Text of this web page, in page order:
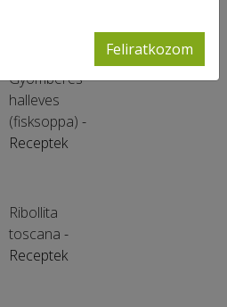
Gyömbéres
halleves
(fisksoppa) -
Receptek
Ribollita
toscana -
Receptek
Feliratkozom